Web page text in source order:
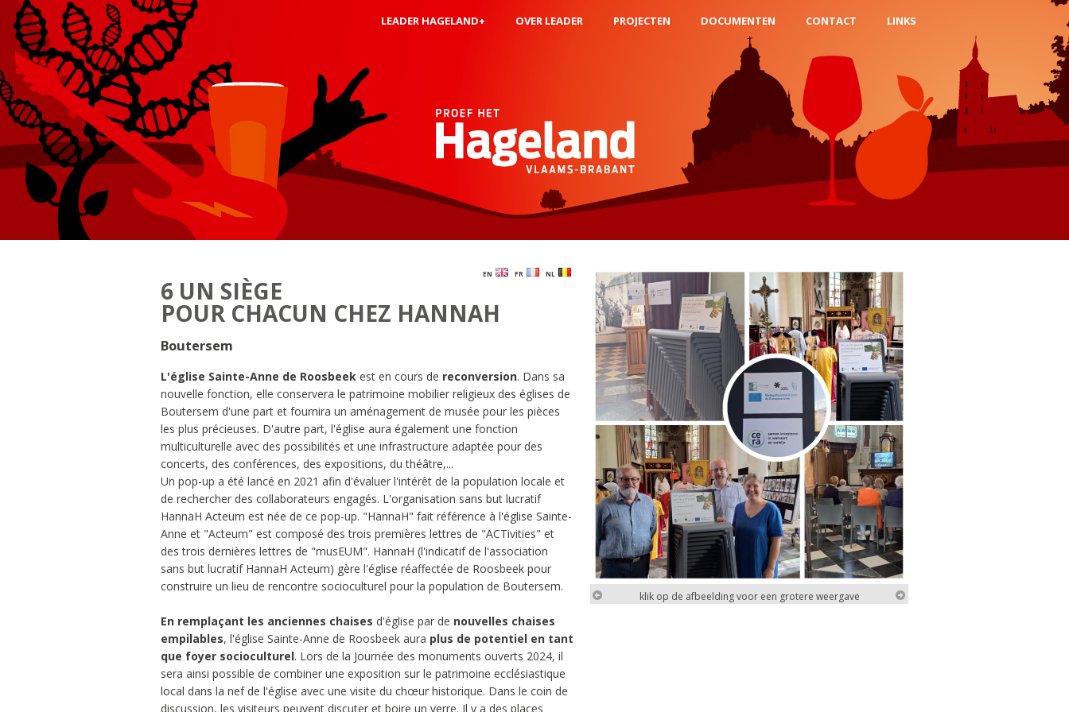
LEADER HAGELAND+ OVER LEADER PROJECTEN DOCUMENTEN CONTACT LINKS
NL
FR
EN
6 UN SIÈGE
POUR CHACUN CHEZ HANNAH
Boutersem
L'église Sainte-Anne de Roosbeek est en cours de reconversion. Dans sa
nouvelle fonction, elle conservera le patrimoine mobilier religieux des églises de
Boutersem d'une part et fournira un aménagement de musée pour les pièces
les plus précieuses. D'autre part, l'église aura également une fonction
multiculturelle avec des possibilités et une infrastructure adaptée pour des
concerts, des conférences, des expositions, du théâtre,...
Un pop-up a été lancé en 2021 afin d'évaluer l'intérêt de la population locale et
de rechercher des collaborateurs engagés. L'organisation sans but lucratif
HannaH Acteum est née de ce pop-up. "HannaH" fait référence à l'église Sainte-
Anne et "Acteum" est composé des trois premières lettres de "ACTivities" et
des trois dernières lettres de "musEUM". HannaH (l'indicatif de l'association
sans but lucratif HannaH Acteum) gère l'église réaffectée de Roosbeek pour
construire un lieu de rencontre socioculturel pour la population de Boutersem.
En remplaçant les anciennes chaises d'église par de nouvelles chaises
empilables, l'église Sainte-Anne de Roosbeek aura plus de potentiel en tant
que foyer socioculturel. Lors de la Journée des monuments ouverts 2024, il
sera ainsi possible de combiner une exposition sur le patrimoine ecclésiastique
local dans la nef de l'église avec une visite du chœur historique. Dans le coin de
discussion, les visiteurs peuvent discuter et boire un verre. Il y a des places
klik op de afbeelding voor een grotere weergave